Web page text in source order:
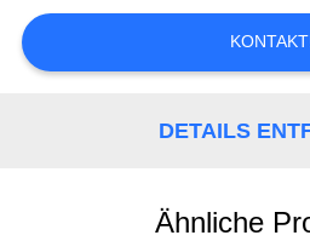
NEUIGKEITEN
DETAILS
Ähnliche